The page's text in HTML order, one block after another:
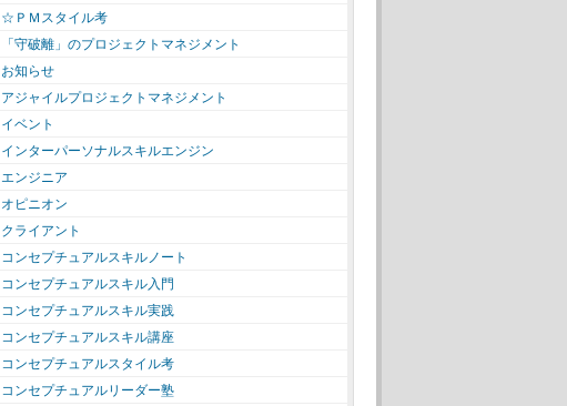
☆ＰＭスタイル考
「守破離」のプロジェクトマネジメント
お知らせ
アジャイルプロジェクトマネジメント
イベント
インターパーソナルスキルエンジン
エンジニア
オピニオン
クライアント
コンセプチュアルスキルノート
コンセプチュアルスキル入門
コンセプチュアルスキル実践
コンセプチュアルスキル講座
コンセプチュアルスタイル考
コンセプチュアルリーダー塾